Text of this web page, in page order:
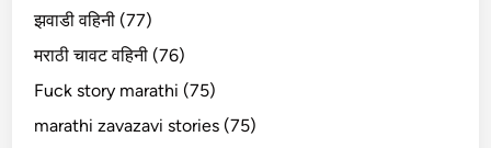
झवाडी वहिनी (77)
मराठी चावट वहिनी (76)
Fuck story marathi (75)
marathi zavazavi stories (75)